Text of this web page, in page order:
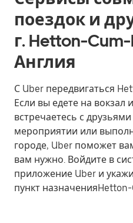
поездок и
г. Hetton-
Англия
С Uber передвигаться
Если вы едете на вокзал
встречаетесь с
мероприятии или
городе, Uber поможет
вам нужно. Войдите в
приложение Uber и
пункт